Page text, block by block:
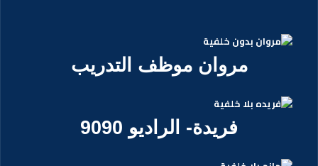
مروان موظف التدريب
فريدة- الراديو 9090